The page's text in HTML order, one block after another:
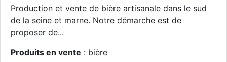
Production et vente de bière artisanale dans le sud
de la seine et marne. Notre démarche est de
proposer de...
Produits en vente : bière